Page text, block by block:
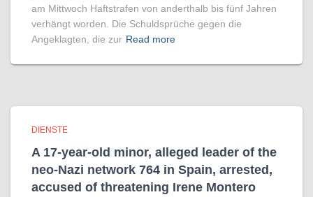
am Mittwoch Haftstrafen von anderthalb bis fünf Jahren
verhängt worden. Die Schuldsprüche gegen die
Angeklagten, die zur Read more
DIENSTE
A 17-year-old minor, alleged leader of the
neo-Nazi network 764 in Spain, arrested,
accused of threatening Irene Montero